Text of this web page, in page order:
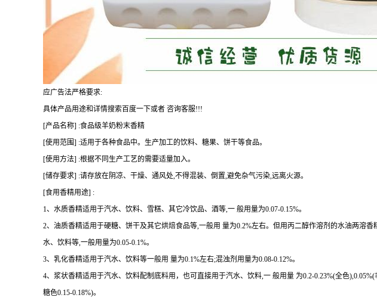
应广告法严格要求:
具体产品用途和详情搜索百度一下或者 咨询客服!!!
[产品名称] :食品级羊奶粉末香精
[使用范围] :适用于各种食品中。生产加工的饮料、糖果、饼干等食品。
[使用方法] :根据不同生产工艺的需要适量加入。
[储存要求] :请存放在阴凉、干燥、通风处,不得混装、倒置,避免杂气污染,远离火源。
[食用香精用途] :
1、水质香精适用于汽水、饮料、雪糕、其它冷饮品、酒等,一 般用量为0.07-0.15%。
2、油质香精适用于硬糖、饼干及其它烘焙食品等,一般用 量为0.2%左右。但用丙二醇作溶剂的水油两溶香
水、饮料等,一般用量为0.05-0.1%。
3、乳化香精适用于汽水、饮料等一般用 量为0.1%左右;混浊剂用量为0.08-0.12%。
4、浆状香精适用于汽水、饮料配制底料用，也可直接用于汽水、饮料,一 般用量 为0.2-0.23%(全色
糖色0.15-0.18%)。